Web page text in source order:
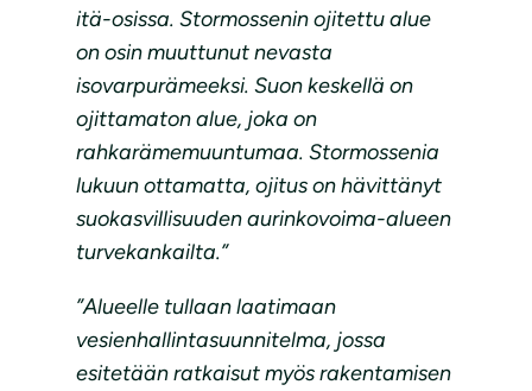
itä-osissa. Stormossenin ojitettu alue
on osin muuttunut nevasta
isovarpurämeeksi. Suon keskellä on
ojittamaton alue, joka on
rahkarämemuuntumaa. Stormossenia
lukuun ottamatta, ojitus on hävittänyt
suokasvillisuuden aurinkovoima-alueen
turvekankailta.”
”Alueelle tullaan laatimaan
vesienhallintasuunnitelma, jossa
esitetään ratkaisut myös rakentamisen